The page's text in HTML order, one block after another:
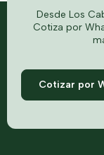
Desde Los
Cotiza por
Cotizar por